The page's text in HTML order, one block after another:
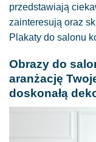
na
stronie
przedstawiają
zainteresują oraz
Plakaty do salonu
Obrazy do
aranżację
doskonałą